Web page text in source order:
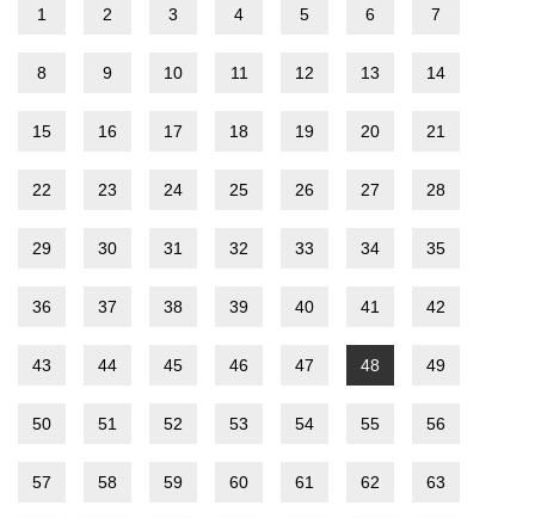
1 2 3 4 5 6 7
8 9 10 11 12 13 14
15 16 17 18 19 20 21
22 23 24 25 26 27 28
29 30 31 32 33 34 35
36 37 38 39 40 41 42
43 44 45 46 47 48 49
50 51 52 53 54 55 56
57 58 59 60 61 62 63